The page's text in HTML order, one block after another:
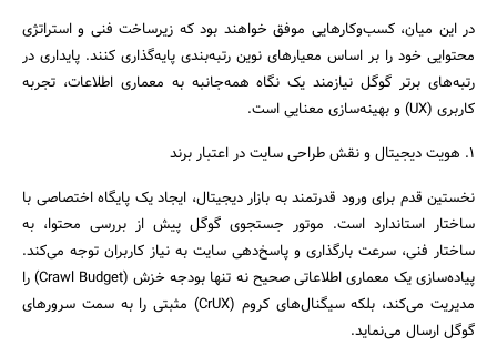
در این میان، کسب‌وکارهایی موفق خواهند بود که زیرساخت فنی و استراتژی
محتوایی خود را بر اساس معیارهای نوین رتبه‌بندی پایه‌گذاری کنند. پایداری در
رتبه‌های برتر گوگل نیازمند یک نگاه همه‌جانبه به معماری اطلاعات، تجربه
کاربری (UX) و بهینه‌سازی معنایی است.
۱. هویت دیجیتال و نقش طراحی سایت در اعتبار برند
نخستین قدم برای ورود قدرتمند به بازار دیجیتال، ایجاد یک پایگاه اختصاصی با
ساختار استاندارد است. موتور جستجوی گوگل پیش از بررسی محتوا، به
ساختار فنی، سرعت بارگذاری و پاسخ‌دهی سایت به نیاز کاربران توجه می‌کند.
پیاده‌سازی یک معماری اطلاعاتی صحیح نه تنها بودجه خزش (Crawl Budget) را
مدیریت می‌کند، بلکه سیگنال‌های کروم (CrUX) مثبتی را به سمت سرورهای
گوگل ارسال می‌نماید.